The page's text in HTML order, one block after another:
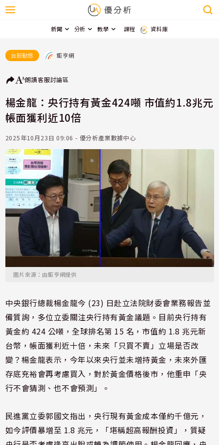
新聞 分析 教學 課程 資料庫
台股動態 鉅亨網
朗讀客服討論區
楊金龍：央行持有黃金424噸 市值約1.8兆元
帳面獲利近10倍
2025年10月23日 09:06 - 優分析產業數據中心
圖片來源：由鉅亨網提供
中央銀行總裁楊金龍今 (23) 日赴立法院財委會業務報告並
備質詢，多位立委關注央行持有黃金議題。目前央行持有
黃金約 424 公噸，全球排名第 15 名，市值約 1.8 兆元新
台幣，帳面獲利近十倍，未來「只買不賣」立場是否改
變？楊金龍表示，今年以來央行並未增持黃金，未來外匯
存底充裕會再考慮買入，對於黃金價格後市，他重申「央
行不會猜測、也不會預測」。
民進黨立委郭國文指出，央行現有黃金成本僅約千億元，
如今評價暴增至 1.8 兆元，「堪稱超高報酬投資」，質疑